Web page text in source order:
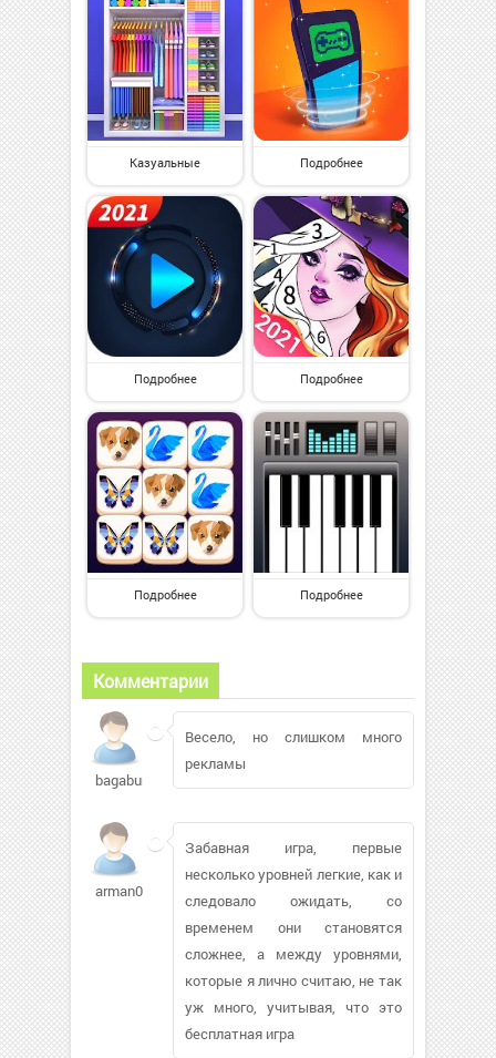
Казуальные Подробнее
Подробнее Подробнее
Подробнее Подробнее
Комментарии
bagabum658
Весело, но слишком много
рекламы
arman0t
Забавная игра, первые
несколько уровней легкие, как и
следовало ожидать, со
временем они становятся
сложнее, а между уровнями,
которые я лично считаю, не так
уж много, учитывая, что это
бесплатная игра